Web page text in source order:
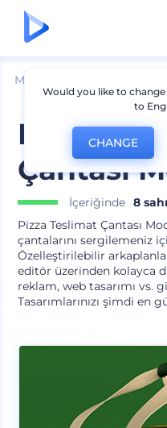
Mockuplar
Pizza
Çantası
İçeriğinde 8
Pizza Teslimat Çantası
çantalarını sergilemeniz
Özelleştirilebilir
editör üzerinden kolayca
reklam, web tasarımı vs.
Tasarımlarınızı şimdi en
Would you like to
to
CHANGE